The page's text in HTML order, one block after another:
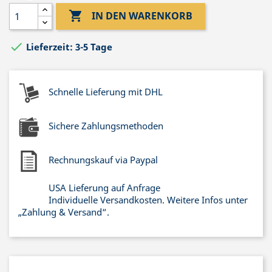
 IN DEN WARENKORB
 Lieferzeit: 3-5 Tage
Schnelle Lieferung mit DHL
Sichere Zahlungsmethoden
Rechnungskauf via Paypal
USA Lieferung auf Anfrage
Individuelle Versandkosten. Weitere Infos unter
„Zahlung & Versand“.